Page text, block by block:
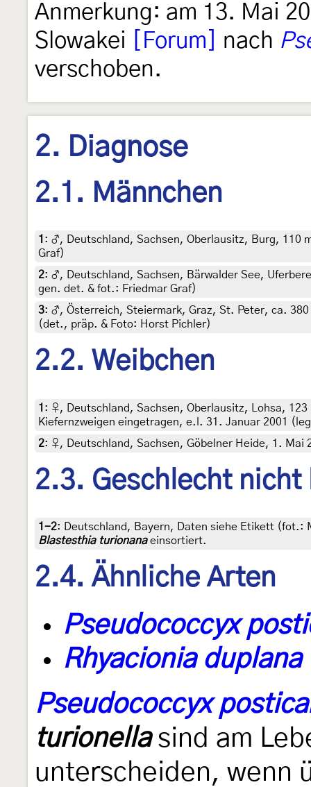
Anmerkung: am 13. Mai
Slowakei
[Forum] nach
verschoben.
2. Diagnose
2.1. Männchen
1 : ♂, Deutschland, Sachsen, Oberlausitz, Burg, 110
Graf)
2: ♂, Deutschland, Sachsen, Bärwalder See,
gen. det. & fot.: Friedmar Graf)
3: ♂, Österreich, Steiermark, Graz, St. Peter, ca.
(det., präp. & Foto: Horst Pichler)
2.2. Weibchen
1 : ♀, Deutschland, Sachsen, Oberlausitz, Lohsa,
Kiefernzweigen eingetragen, e.l. 31. Januar 2001
2: ♀, Deutschland, Sachsen, Göbelner Heide, 1.
2.3. Geschlecht nicht
1-2: Deutschland, Bayern, Daten siehe Etikett
Blastesthia turionanaeinsortiert.
2.4. Ähnliche Arten
Pseudococcyx
Rhyacionia duplana
Pseudococcyx
turionellasind am
unterscheiden, wenn